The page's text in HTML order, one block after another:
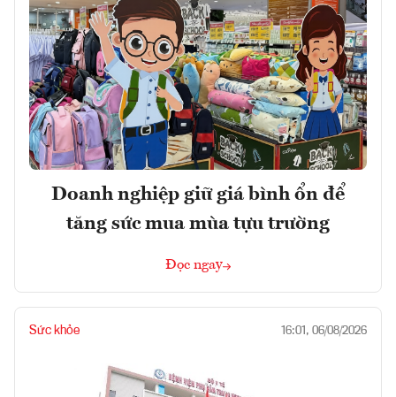
Doanh nghiệp giữ giá bình ổn để
tăng sức mua mùa tựu trường
Đọc ngay
Sức khỏe 16:01, 06/08/2026